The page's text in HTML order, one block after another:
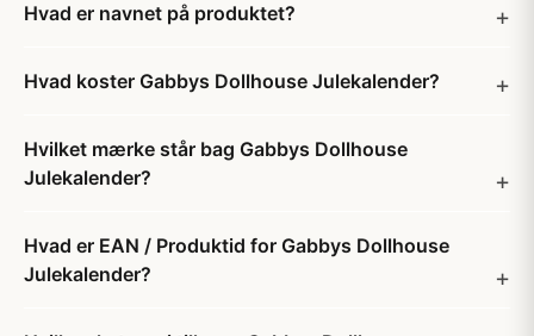
Hvad er navnet på produktet?
Hvad koster Gabbys Dollhouse Julekalender?
Hvilket mærke står bag Gabbys Dollhouse
Julekalender?
Hvad er EAN / Produktid for Gabbys Dollhouse
Julekalender?